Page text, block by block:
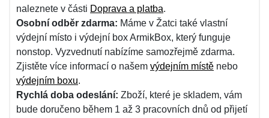
naleznete v části Doprava a platba.
Osobní odběr zdarma: Máme v Žatci také vlastní
výdejní místo i výdejní box ArmikBox, který funguje
nonstop. Vyzvednutí nabízíme samozřejmě zdarma.
Zjistěte více informací o našem výdejním místě nebo
výdejním boxu.
Rychlá doba odeslání: Zboží, které je skladem, vám
bude doručeno během 1 až 3 pracovních dnů od přijetí